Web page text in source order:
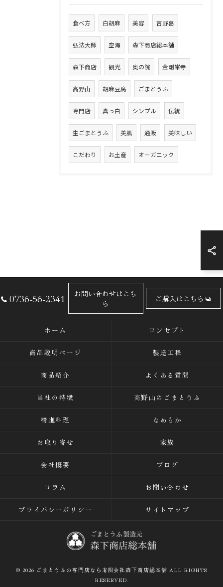
食べ方 白胡麻 美容 吉野葛
弘法大師 空海 森下商店総本舗
森下商店 観光 奥の院 金剛峯寺
高野山 胡麻豆腐 ごまとうふ
専門店 真っ白 シンプル 伝統
生ごまとうふ 美肌 通販 美味しい
こだわり お土産 オーガニック
0736-56-2341
お問い合わせはこち
ら
ご購入はこちら
ホーム コンセプト
商品説明ページ 製造工程
商品紹介 よくある質問
当社の特徴 高野山のごまとうふ
精進料理 なめらか
お取り寄せ 家族
会社概要 ブログ
コラム お問い合わせ
プライバシーポリシー サイトマップ
© 2026 ごまとうふの専門店なら有限会社森下商店総本舗 ALL RIGHTS
RESERVED.